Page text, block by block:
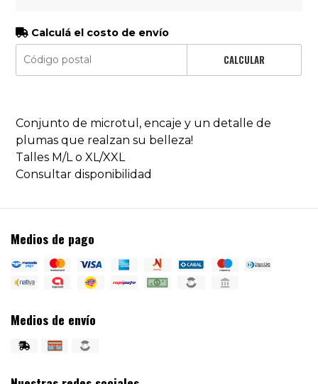
Calculá el costo de envío
CALCULAR
Conjunto de microtul, encaje y un detalle de
plumas que realzan su belleza!
Talles M/L o XL/XXL
Consultar disponibilidad
Medios de pago
Medios de envío